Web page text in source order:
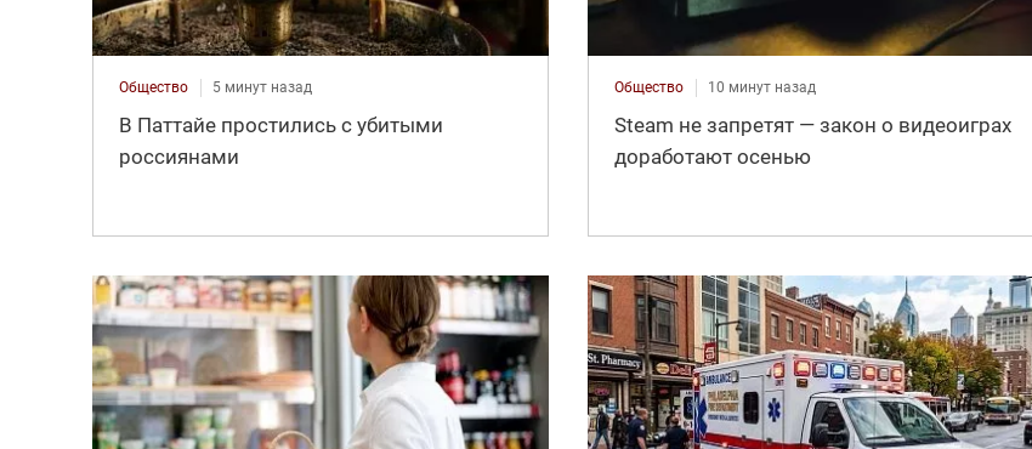
Общество 5 минут назад
В Паттайе простились с убитыми
россиянами
Общество 10 минут назад
Steam не запретят — закон о видеоиграх
доработают осенью